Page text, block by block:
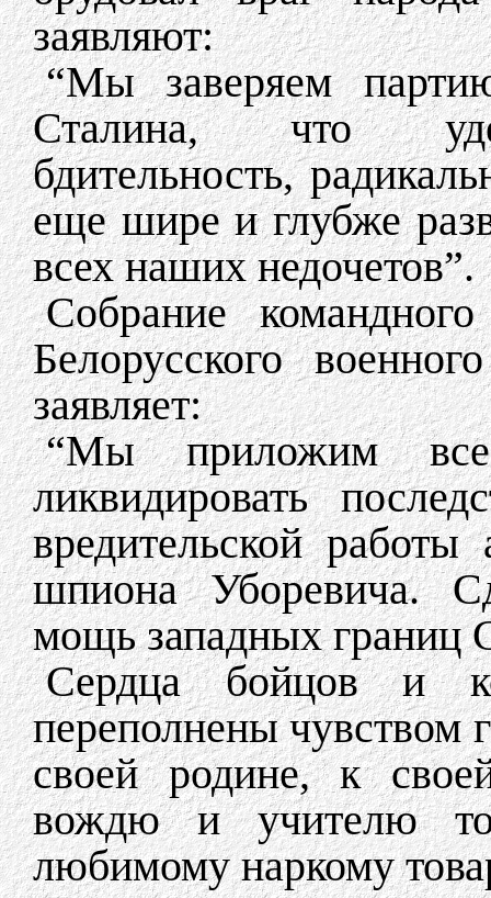
заявляют:
“Мы заверяем
Сталина, что
бдительность,
еще шире и глубже
всех наших недочетов”.
Собрание
Белорусского
заявляет:
“Мы приложим
ликвидировать
вредительской работы
шпиона Уборевича.
мощь западных границ
Сердца бойцов и
переполнены чувством
своей родине, к
вождю и учителю
любимому наркому